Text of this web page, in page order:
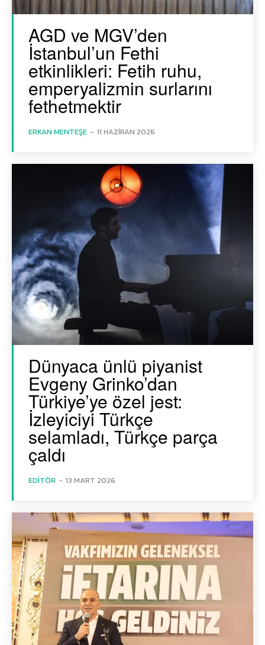
AGD ve MGV’den
İstanbul’un Fethi
etkinlikleri: Fetih ruhu,
emperyalizmin surlarını
fethetmektir
ERKAN MENTEŞE - 11 HAZIRAN 2026
Dünyaca ünlü piyanist
Evgeny Grinko’dan
Türkiye’ye özel jest:
İzleyiciyi Türkçe
selamladı, Türkçe parça
çaldı
EDITÖR - 13 MART 2026